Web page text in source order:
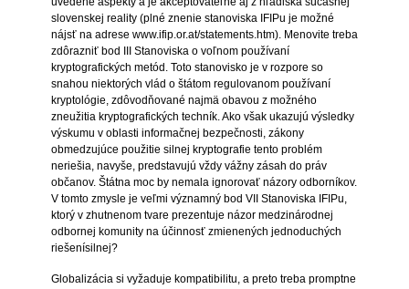
slovenskej reality (plné znenie stanoviska IFIPu je možné
nájsť na adrese www.ifip.or.at/statements.htm). Menovite treba
zdôrazniť bod III Stanoviska o voľnom používaní
kryptografických metód. Toto stanovisko je v rozpore so
snahou niektorých vlád o štátom regulovanom používaní
kryptológie, zdôvodňované najmä obavou z možného
zneužitia kryptografických techník. Ako však ukazujú výsledky
výskumu v oblasti informačnej bezpečnosti, zákony
obmedzujúce použitie silnej kryptografie tento problém
neriešia, navyše, predstavujú vždy vážny zásah do práv
občanov. Štátna moc by nemala ignorovať názory odborníkov.
V tomto zmysle je veľmi významný bod VII Stanoviska IFIPu,
ktorý v zhutnenom tvare prezentuje názor medzinárodnej
odbornej komunity na účinnosť zmienených jednoduchých
riešenísilnej?
Globalizácia si vyžaduje kompatibilitu, a preto treba promptne